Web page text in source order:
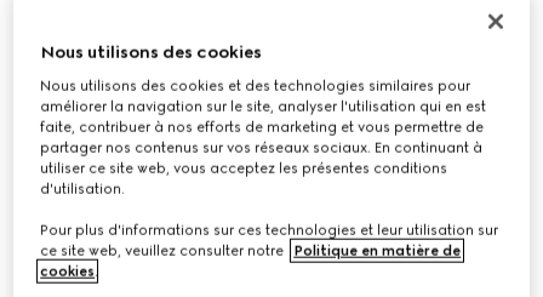
ACHETER
Homme
Nous utilisons des cookies
Nous utilisons des cookies et des technologies similaires pour
améliorer la navigation sur le site, analyser l'utilisation qui en est
faite, contribuer à nos efforts de marketing et vous permettre de
partager nos contenus sur vos réseaux sociaux. En continuant à
utiliser ce site web, vous acceptez les présentes conditions
d'utilisation.
Pour plus d'informations sur ces technologies et leur utilisation sur
ce site web, veuillez consulter notre
Politique en matière de
cookies.